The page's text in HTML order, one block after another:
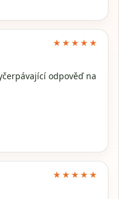
★★★★★
odpověď na
★★★★★